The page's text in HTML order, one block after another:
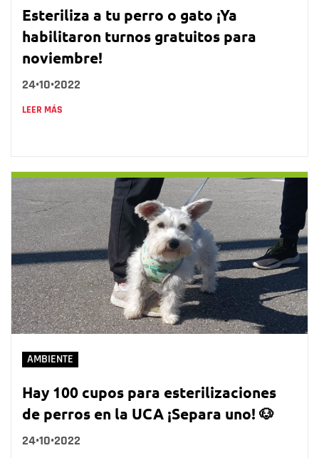
Esteriliza a tu perro o gato ¡Ya
habilitaron turnos gratuitos para
noviembre!
24•10•2022
LEER MÁS
AMBIENTE
Hay 100 cupos para esterilizaciones
de perros en la UCA ¡Separa uno! 🐶
24•10•2022